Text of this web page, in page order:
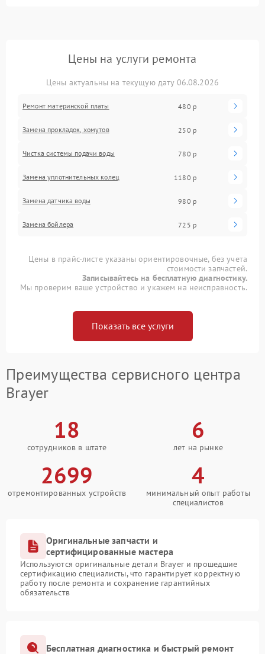
Цены на услуги ремонта
Цены актуальны на текущую дату 06.08.2026
Ремонт материнской платы 480 р
Замена прокладок, хомутов 250 р
Чистка системы подачи воды 780 р
Замена уплотнительных колец 1180 р
Замена датчика воды 980 р
Замена бойлера 725 р
Цены в прайс-листе указаны ориентировочные, без учета
стоимости запчастей.
Записывайтесь на бесплатную диагностику.
Мы проверим ваше устройство и укажем на неисправность.
Показать все услуги
Преимущества сервисного центра
Brayer
18
сотрудников в штате
6
лет на рынке
2699
отремонтированных устройств
4
минимальный опыт работы
специалистов
Оригинальные запчасти и
сертифицированные мастера
Используются оригинальные детали Brayer и прошедшие
сертификацию специалисты, что гарантирует корректную
работу после ремонта и сохранение гарантийных
обязательств
Бесплатная диагностика и быстрый ремонт